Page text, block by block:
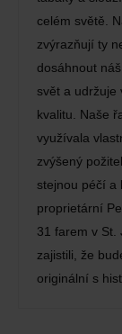
celém světě.
zvýrazňují ty
dosáhnout
svět a udržuje
kvalitu. Naše
využívala
zvýšený
stejnou péčí a
proprietární
31 farem v St.
zajistili, že
originální s